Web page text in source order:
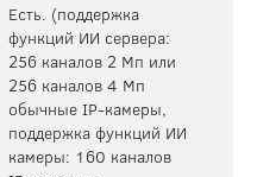
Есть. (поддержка
функций ИИ сервера:
256 каналов 2 Мп или
256 каналов 4 Мп
обычные IP-камеры,
поддержка функций ИИ
камеры: 160 каналов